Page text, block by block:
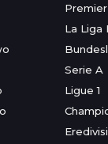
La Liga
Serie A
Ligue 1